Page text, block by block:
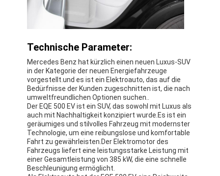
Technische Parameter:
Mercedes Benz hat kürzlich einen neuen Luxus-SUV
in der Kategorie der neuen Energiefahrzeuge
vorgestellt.und es ist ein Elektroauto, das auf die
Bedürfnisse der Kunden zugeschnitten ist, die nach
umweltfreundlichen Optionen suchen..
Der EQE 500 EV ist ein SUV, das sowohl mit Luxus als
auch mit Nachhaltigkeit konzipiert wurde.Es ist ein
geräumiges und stilvolles Fahrzeug mit modernster
Technologie, um eine reibungslose und komfortable
Fahrt zu gewährleisten.Der Elektromotor des
Fahrzeugs liefert eine leistungsstarke Leistung mit
einer Gesamtleistung von 385 kW, die eine schnelle
Beschleunigung ermöglicht.